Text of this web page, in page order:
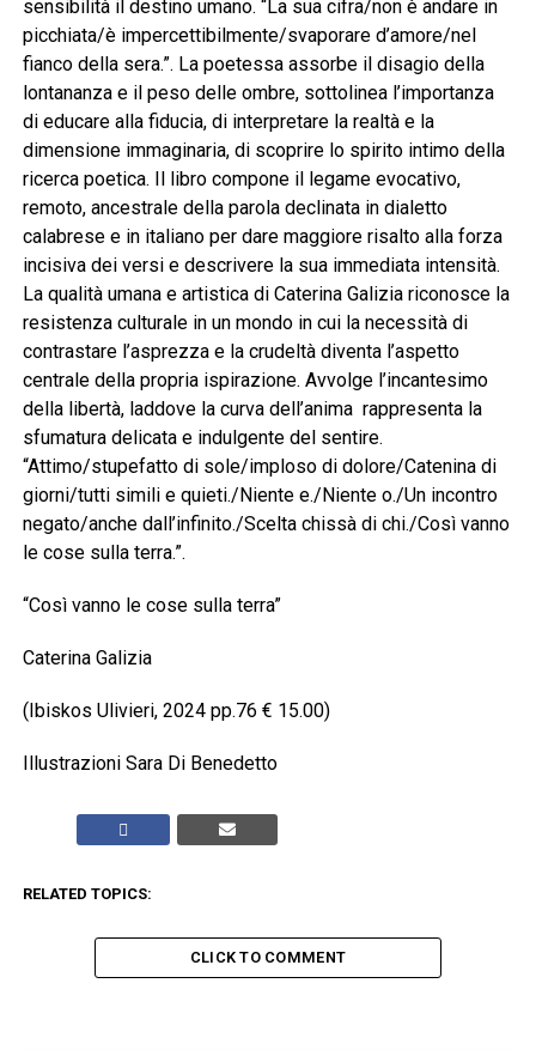
sensibilità il destino umano. “La sua cifra/non è andare in
picchiata/è impercettibilmente/svaporare d’amore/nel
fianco della sera.”. La poetessa assorbe il disagio della
lontananza e il peso delle ombre, sottolinea l’importanza
di educare alla fiducia, di interpretare la realtà e la
dimensione immaginaria, di scoprire lo spirito intimo della
ricerca poetica. Il libro compone il legame evocativo,
remoto, ancestrale della parola declinata in dialetto
calabrese e in italiano per dare maggiore risalto alla forza
incisiva dei versi e descrivere la sua immediata intensità.
La qualità umana e artistica di Caterina Galizia riconosce la
resistenza culturale in un mondo in cui la necessità di
contrastare l’asprezza e la crudeltà diventa l’aspetto
centrale della propria ispirazione. Avvolge l’incantesimo
della libertà, laddove la curva dell’anima rappresenta la
sfumatura delicata e indulgente del sentire.
“Attimo/stupefatto di sole/imploso di dolore/Catenina di
giorni/tutti simili e quieti./Niente e./Niente o./Un incontro
negato/anche dall’infinito./Scelta chissà di chi./Così vanno
le cose sulla terra.”.
“Così vanno le cose sulla terra”
Caterina Galizia
(Ibiskos Ulivieri, 2024 pp.76 € 15.00)
Illustrazioni Sara Di Benedetto
RELATED TOPICS:
CLICK TO COMMENT